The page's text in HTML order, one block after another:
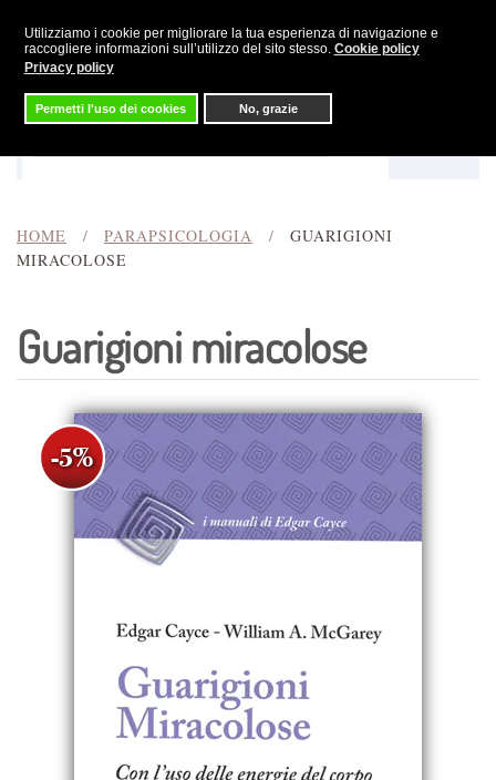
Utilizziamo i cookie per migliorare la tua esperienza di navigazione e
raccogliere informazioni sull’utilizzo del sito stesso. Cookie policy
Privacy policy
Permetti l'uso dei cookies No, grazie
Skip to main content
HOME PARAPSICOLOGIA
GUARIGIONI
MIRACOLOSE
Guarigioni miracolose